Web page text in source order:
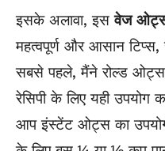
इसके अलावा, इसवेज ओट्स
महत्वपूर्ण और आसान
सबसे पहले, मैंने रोल्ड
रेसिपी के लिए यही उपयोग
आप इंस्टेंट ओट्स का